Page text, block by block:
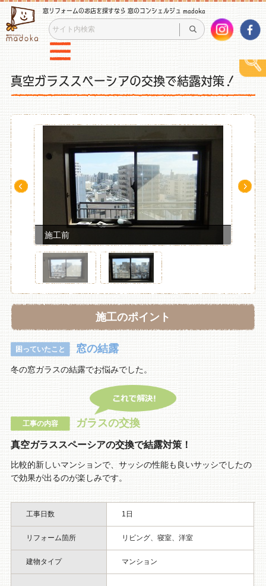
窓リフォームのお店を探すなら 窓のコンシェルジュ madoka
真空ガラススペーシアの交換で結露対策！
施工前
施工のポイント
困っていたこと 窓の結露
冬の窓ガラスの結露でお悩みでした。
工事の内容 ガラスの交換
真空ガラススペーシアの交換で結露対策！
比較的新しいマンションで、サッシの性能も良いサッシでしたの
で効果が出るのが楽しみです。
工事日数 1日
リフォーム箇所 リビング、寝室、洋室
建物タイプ マンション